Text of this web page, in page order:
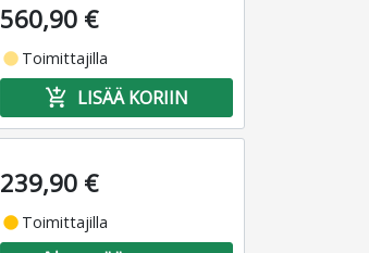
560,90 €
fiber_manual_record Toimittajilla
add_shopping_cart LISÄÄ KORIIN
239,90 €
fiber_manual_record Toimittajilla